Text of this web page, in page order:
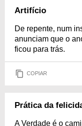
Artifício
De repente, num
anunciam que o
ficou para trás.
COPIAR
Prática da
A Verdade é o